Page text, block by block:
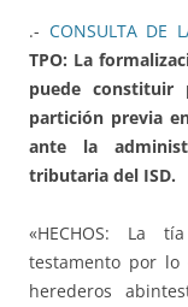
.- CONSULTA DE
TPO: La
puede
partición previa
ante la
tributaria del ISD.
«HECHOS: La
testamento por
herederos